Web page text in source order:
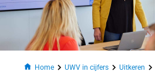
Home UWV in cijfers Uitkeren